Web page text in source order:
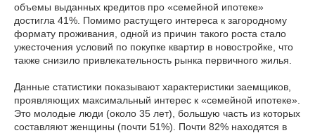
объемы выданных кредитов про «семейной ипотеке»
достигла 41%. Помимо растущего интереса к загородному
формату проживания, одной из причин такого роста стало
ужесточения условий по покупке квартир в новостройке, что
также снизило привлекательность рынка первичного жилья.
Данные статистики показывают характеристики заемщиков,
проявляющих максимальный интерес к «семейной ипотеке».
Это молодые люди (около 35 лет), большую часть из которых
составляют женщины (почти 51%). Почти 82% находятся в